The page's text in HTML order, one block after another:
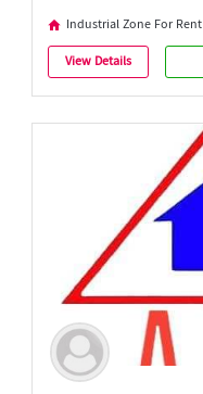
Industrial Zone For Rent
View Details